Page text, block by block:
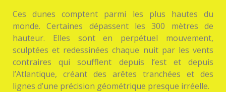
Ces dunes comptent parmi les plus hautes du
monde. Certaines dépassent les 300 mètres de
hauteur. Elles sont en perpétuel mouvement,
sculptées et redessinées chaque nuit par les vents
contraires qui soufflent depuis l’est et depuis
l’Atlantique, créant des arêtes tranchées et des
lignes d’une précision géométrique presque irréelle.